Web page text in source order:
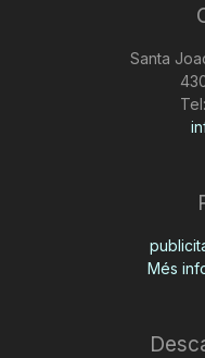
Santa
Tel:
Més